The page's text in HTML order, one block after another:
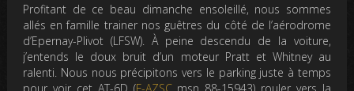
Profitant de ce beau dimanche ensoleillé, nous sommes
allés en famille trainer nos guêtres du côté de l’aérodrome
d’Epernay-Plivot (LFSW). À peine descendu de la voiture,
j’entends le doux bruit d’un moteur Pratt et Whitney au
ralenti. Nous nous précipitons vers le parking juste à temps